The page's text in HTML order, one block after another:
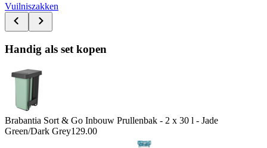
Vuilniszakken
Handig als set kopen
Brabantia Sort & Go Inbouw Prullenbak - 2 x 30 l - Jade
Green/Dark Grey129.00